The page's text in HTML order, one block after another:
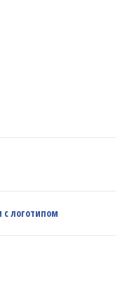
Pen), зеленая
с логотипом